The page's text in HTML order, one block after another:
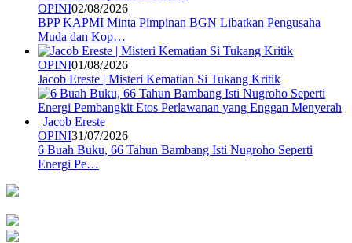
OPINI02/08/2026
BPP KAPMI Minta Pimpinan BGN Libatkan Pengusaha
Muda dan Kop…
OPINI01/08/2026
Jacob Ereste | Misteri Kematian Si Tukang Kritik
OPINI31/07/2026
6 Buah Buku, 66 Tahun Bambang Isti Nugroho Seperti
Energi Pe…